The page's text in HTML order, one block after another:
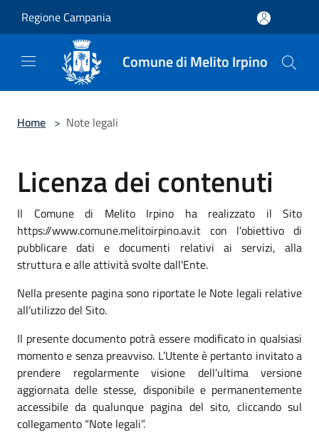
Regione Campania
Comune di Melito Irpino
Home > Note legali
Licenza dei contenuti
Il Comune di Melito Irpino ha realizzato il Sito
https://www.comune.melitoirpino.av.it con l'obiettivo di
pubblicare dati e documenti relativi ai servizi, alla
struttura e alle attività svolte dall'Ente.
Nella presente pagina sono riportate le Note legali relative
all’utilizzo del Sito.
Il presente documento potrà essere modificato in qualsiasi
momento e senza preavviso. L’Utente è pertanto invitato a
prendere regolarmente visione dell’ultima versione
aggiornata delle stesse, disponibile e permanentemente
accessibile da qualunque pagina del sito, cliccando sul
collegamento “Note legali”.